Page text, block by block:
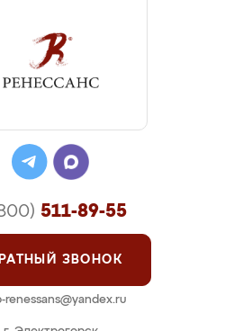
511-89-55
ЗВОНОК
renessans@yandex.ru